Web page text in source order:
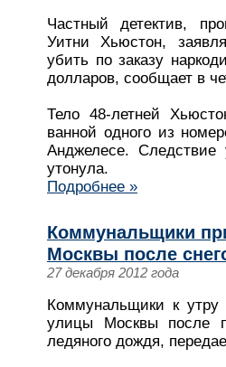
Частный детектив,
Уитни Хьюстон,
убить по заказу
долларов, сообщает в
Тело 48-летней
ванной одного из
Анджелесе. Следствие
утонула.
Подробнее »
Коммунальщики
Москвы после
27 декабря 2012 года
Коммунальщики к утру
улицы Москвы после
ледяного дождя,